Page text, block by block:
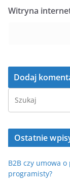
Witryna
Ostatnie
B2B czy umowa
programisty?